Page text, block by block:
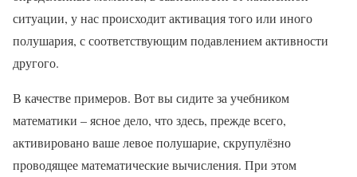
ситуации, у нас происходит активация того или иного
полушария, с соответствующим подавлением активности
другого.
В качестве примеров. Вот вы сидите за учебником
математики – ясное дело, что здесь, прежде всего,
активировано ваше левое полушарие, скрупулёзно
проводящее математические вычисления. При этом